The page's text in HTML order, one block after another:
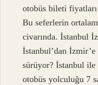
otobüs bileti fiyatları
Bu seferlerin
civarında. İstanbul
İstanbul’dan
sürüyor? İstanbul ile
otobüs yolculuğu 7